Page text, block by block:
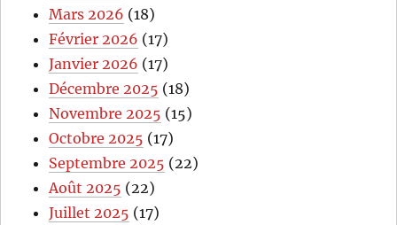
Mars 2026 (18)
Février 2026 (17)
Janvier 2026 (17)
Décembre 2025 (18)
Novembre 2025 (15)
Octobre 2025 (17)
Septembre 2025 (22)
Août 2025 (22)
Juillet 2025 (17)